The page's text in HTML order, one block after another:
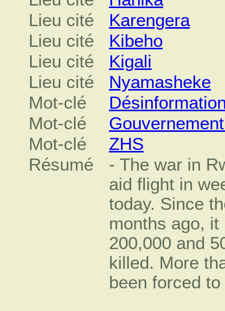
Lieu cité
Karengera
Lieu cité
Kibeho
Lieu cité
Kigali
Lieu cité
Nyamasheke
Mot-clé
Mot-clé
Mot-clé
ZHS
Résumé
- The war in
aid flight in
today. Since
months ago,
200,000 and
killed. More
been forced